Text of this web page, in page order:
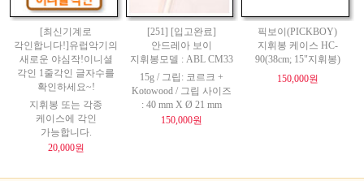
[최신기계로
각인합니다!]유럽악기의
새로운 야심작!이니셜
각인 1줄각인 글자수를
확인하세요~!
지휘봉 또는 각종
케이스에 각인
가능합니다.
20,000원
[251] [입고완료]
안드레아 보이
지휘봉모델 : ABL CM33
15g / 그립: 코르크 +
Kotowood / 그립 사이즈
: 40 mm X Ø 21 mm
150,000원
픽보이(PICKBOY)
지휘봉 케이스 HC-
90(38cm; 15"지휘봉)
150,000원